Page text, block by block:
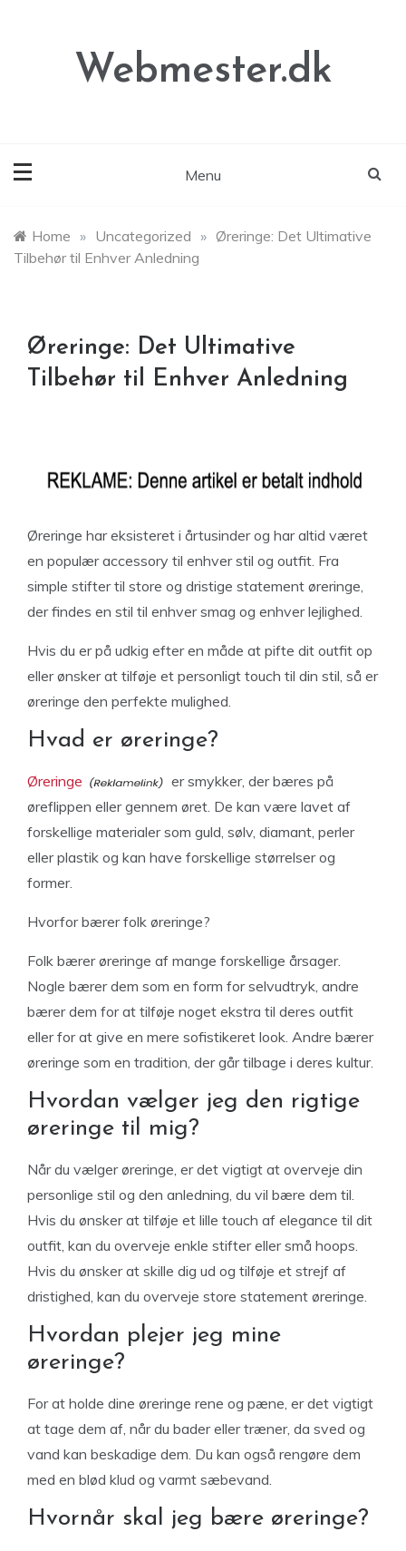
Webmester.dk
Menu
Home » Uncategorized » Øreringe: Det Ultimative
Tilbehør til Enhver Anledning
Øreringe: Det Ultimative
Tilbehør til Enhver Anledning
Øreringe har eksisteret i årtusinder og har altid været
en populær accessory til enhver stil og outfit. Fra
simple stifter til store og dristige statement øreringe,
der findes en stil til enhver smag og enhver lejlighed.
Hvis du er på udkig efter en måde at pifte dit outfit op
eller ønsker at tilføje et personligt touch til din stil, så er
øreringe den perfekte mulighed.
Hvad er øreringe?
Øreringe
er smykker, der bæres på
øreflippen eller gennem øret. De kan være lavet af
forskellige materialer som guld, sølv, diamant, perler
eller plastik og kan have forskellige størrelser og
former.
Hvorfor bærer folk øreringe?
Folk bærer øreringe af mange forskellige årsager.
Nogle bærer dem som en form for selvudtryk, andre
bærer dem for at tilføje noget ekstra til deres outfit
eller for at give en mere sofistikeret look. Andre bærer
øreringe som en tradition, der går tilbage i deres kultur.
Hvordan vælger jeg den rigtige
øreringe til mig?
Når du vælger øreringe, er det vigtigt at overveje din
personlige stil og den anledning, du vil bære dem til.
Hvis du ønsker at tilføje et lille touch af elegance til dit
outfit, kan du overveje enkle stifter eller små hoops.
Hvis du ønsker at skille dig ud og tilføje et strejf af
dristighed, kan du overveje store statement øreringe.
Hvordan plejer jeg mine
øreringe?
For at holde dine øreringe rene og pæne, er det vigtigt
at tage dem af, når du bader eller træner, da sved og
vand kan beskadige dem. Du kan også rengøre dem
med en blød klud og varmt sæbevand.
Hvornår skal jeg bære øreringe?